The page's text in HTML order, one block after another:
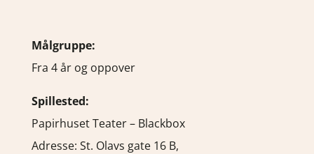
Målgruppe:
Fra 4 år og oppover
Spillested:
Papirhuset Teater – Blackbox
Adresse: St. Olavs gate 16 B,